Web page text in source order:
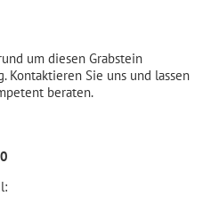
um diesen Grabstein
Kontaktieren Sie uns und lassen
beraten.